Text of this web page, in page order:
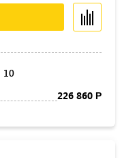
10
226 860 Р